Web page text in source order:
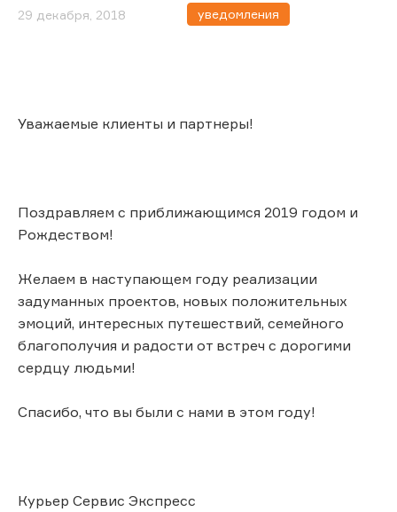
29 декабря, 2018 уведомления
Уважаемые клиенты и партнеры!
Поздравляем с приближающимся 2019 годом и
Рождеством!
Желаем в наступающем году реализации
задуманных проектов, новых положительных
эмоций, интересных путешествий, семейного
благополучия и радости от встреч с дорогими
сердцу людьми!
Спасибо, что вы были с нами в этом году!
Курьер Сервис Экспресс